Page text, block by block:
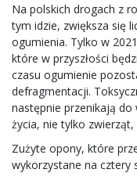
Na polskich drogach z
tym idzie, zwiększa się
ogumienia. Tylko w
które w przyszłości
czasu ogumienie
defragmentacji.
następnie przenikają do
życia, nie tylko zwierząt,
Zużyte opony, które
wykorzystane na cztery